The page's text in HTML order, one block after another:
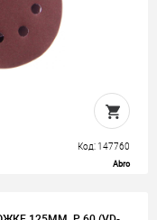
Код: 147760
Abro